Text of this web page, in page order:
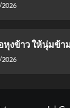
งข้าว ให้นุ่มข้า
2026